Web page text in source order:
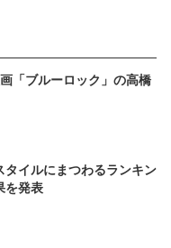
「ブルーロック」の高橋
イルにまつわるランキン
を発表